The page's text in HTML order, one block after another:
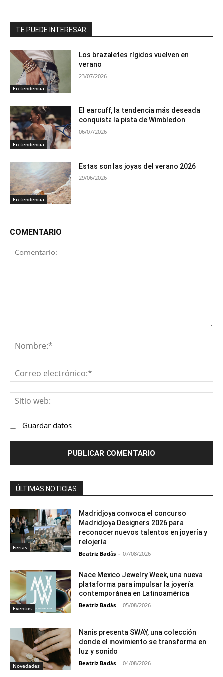
TE PUEDE INTERESAR
En tendencia
Los brazaletes rígidos vuelven en
verano
23/07/2026
En tendencia
El earcuff, la tendencia más deseada
conquista la pista de Wimbledon
06/07/2026
En tendencia
Estas son las joyas del verano 2026
29/06/2026
COMENTARIO
Guardar datos
ÚLTIMAS NOTICIAS
Ferias
Madridjoya convoca el concurso
Madridjoya Designers 2026 para
reconocer nuevos talentos en joyería y
relojería
Beatriz Badás - 07/08/2026
Eventos
Nace Mexico Jewelry Week, una nueva
plataforma para impulsar la joyería
contemporánea en Latinoamérica
Beatriz Badás - 05/08/2026
Novedades
Nanis presenta SWAY, una colección
donde el movimiento se transforma en
luz y sonido
Beatriz Badás - 04/08/2026